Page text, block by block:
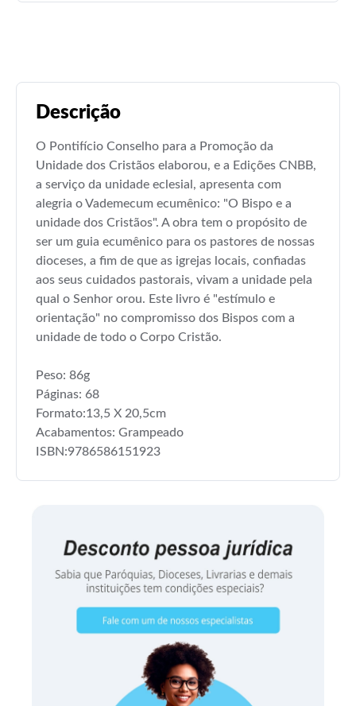
Descrição
O Pontifício Conselho para a Promoção da
Unidade dos Cristãos elaborou, e a Edições CNBB,
a serviço da unidade eclesial, apresenta com
alegria o Vademecum ecumênico: "O Bispo e a
unidade dos Cristãos". A obra tem o propósito de
ser um guia ecumênico para os pastores de nossas
dioceses, a fim de que as igrejas locais, confiadas
aos seus cuidados pastorais, vivam a unidade pela
qual o Senhor orou. Este livro é "estímulo e
orientação" no compromisso dos Bispos com a
unidade de todo o Corpo Cristão.
Peso: 86g
Páginas: 68
Formato:13,5 X 20,5cm
Acabamentos: Grampeado
ISBN:9786586151923